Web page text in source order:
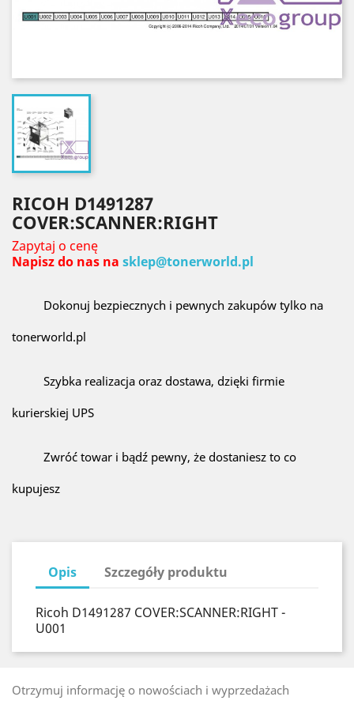
RICOH D1491287
COVER:SCANNER:RIGHT
Zapytaj o cenę
Napisz do nas na sklep@tonerworld.pl
Dokonuj bezpiecznych i pewnych zakupów tylko na
tonerworld.pl
Szybka realizacja oraz dostawa, dzięki firmie
kurierskiej UPS
Zwróć towar i bądź pewny, że dostaniesz to co
kupujesz
Opis Szczegóły produktu
Ricoh D1491287 COVER:SCANNER:RIGHT -
U001
Otrzymuj informację o nowościach i wyprzedażach